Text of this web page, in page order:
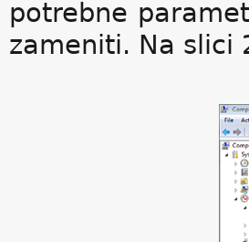
potrebne
zameniti. Na slici